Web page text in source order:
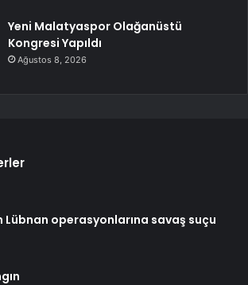
Yeni Malatyaspor Olağanüstü
Kongresi Yapıldı
Ağustos 8, 2026
Lübnan operasyonlarına savaş suçu